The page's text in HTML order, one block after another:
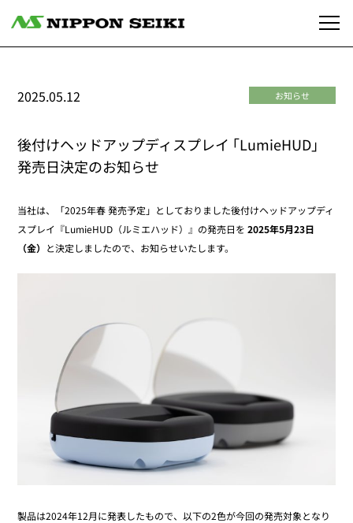
お知らせ
2025.05.12
後付けヘッドアップディスプレイ ｢LumieHUD｣
発売日決定のお知らせ
当社は、「2025年春 発売予定」としておりました後付けヘッドアップディ
スプレイ『LumieHUD（ルミエハッド）』の発売日を 2025年5月23日
（金） と決定しましたので、お知らせいたします。
製品は2024年12月に発表したもので、以下の2色が今回の発売対象となり